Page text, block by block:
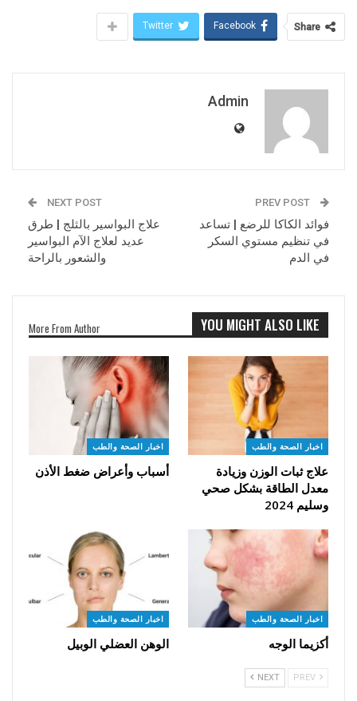
Share
Facebook
Twitter
Admin
فوائد الكاكا للرضع | تساعد
في تنظيم مستوي السكر
في الدم
NEXT POST
علاج البواسير بالثلج | طرق
عديد لعلاج الآم البواسير
والشعور بالراحة
YOU MIGHT ALSO LIKE
More From Author
اخبار الصحة والطب
علاج ثبات الوزن وزيادة
معدل الطاقة بشكل صحي
وسليم 2024
اخبار الصحة والطب
أسباب وأعراض ضغط الأذن
اخبار الصحة والطب
أكزيما الوجه
اخبار الصحة والطب
الوهن العضلي الوبيل
NEXT